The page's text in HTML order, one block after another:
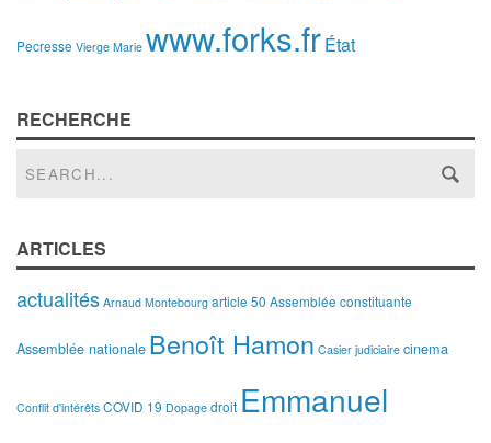
Pecresse Vierge Marie www.forks.frÉtat
RECHERCHE
ARTICLES
actualités Arnaud Montebourg article 50 Assemblée constituante
Assemblée nationale Benoît Hamon Casier judiciaire cinema
Conflit d'intérêts COVID 19 Dopage droit Emmanuel